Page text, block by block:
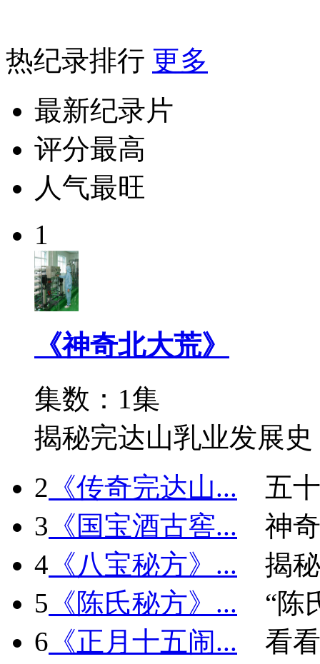
热纪录排行 更多
最新纪录片
评分最高
人气最旺
1
《神奇北大荒》
集数：1集
揭秘完达山乳业发展史
2 《传奇完达山...
五
3 《国宝酒古窖...
神
4 《八宝秘方》...
揭
5 《陈氏秘方》...
“陈
6 《正月十五闹...
看